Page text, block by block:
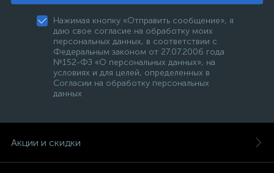
Нажимая кнопку «Отправить сообщение», я
даю свое согласие на обработку моих
персональных данных, в соответствии с
Федеральным законом от 27.07.2006 года
№152-ФЗ «О персональных данных», на
условиях и для целей, определенных в
Согласии на обработку персональных
данных
Акции и скидки